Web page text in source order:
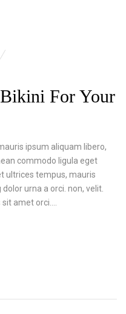
For Your
ipsum aliquam libero,
commodo ligula eget
ultrices tempus, mauris
urna a orci. non, velit.
amet orci....